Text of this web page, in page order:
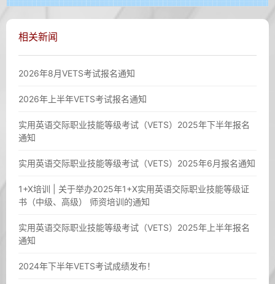
相关新闻
2026年8月VETS考试报名通知
2026年上半年VETS考试报名通知
实用英语交际职业技能等级考试（VETS）2025年下半年报名
通知
实用英语交际职业技能等级考试（VETS）2025年6月报名通知
1+X培训 | 关于举办2025年1+X实用英语交际职业技能等级证
书（中级、高级） 师资培训的通知
实用英语交际职业技能等级考试（VETS）2025年上半年报名
通知
2024年下半年VETS考试成绩发布！